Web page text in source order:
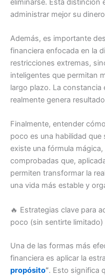
eliminarse. Esta distinción
administrar mejor su
Además, es importante
financiera enfocada en la
restricciones extremas,
inteligentes que permitan
largo plazo. La
realmente genera
Finalmente, entender
poco es una habilidad
existe una fórmula
comprobadas que,
permiten transformar la
una vida más estable y
🔥 Estrategias clave para
poco (sin sentirte limitado)
Una de las formas más
financiera es aplicar la
propósito”. Esto significa